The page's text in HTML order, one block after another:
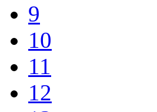
9
10
11
12